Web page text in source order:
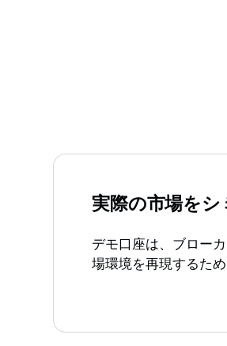
実際の市場を
デモ口座は、ブロー
場環境を再現するた